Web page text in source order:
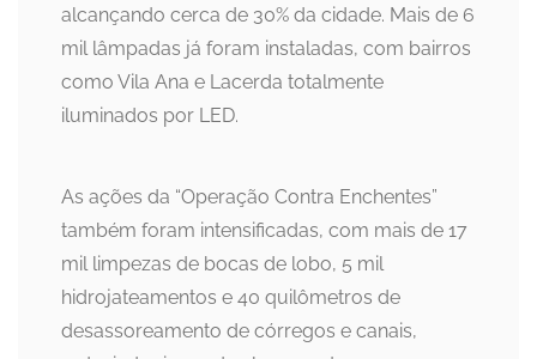
alcançando cerca de 30% da cidade. Mais de 6
mil lâmpadas já foram instaladas, com bairros
como Vila Ana e Lacerda totalmente
iluminados por LED.
As ações da “Operação Contra Enchentes”
também foram intensificadas, com mais de 17
mil limpezas de bocas de lobo, 5 mil
hidrojateamentos e 40 quilômetros de
desassoreamento de córregos e canais,